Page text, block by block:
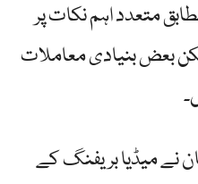
متعدد اہم نکات پر
بعض بنیادی معاملات
نے میڈیا بریفنگ کے